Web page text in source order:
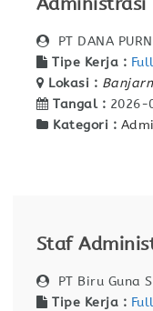
PT DANA
Tipe Kerja :
Lokasi :
Tangal : 2026-
Kategori :
Staf
PT Biru Guna
Tipe Kerja :